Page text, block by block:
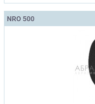
NRO 500